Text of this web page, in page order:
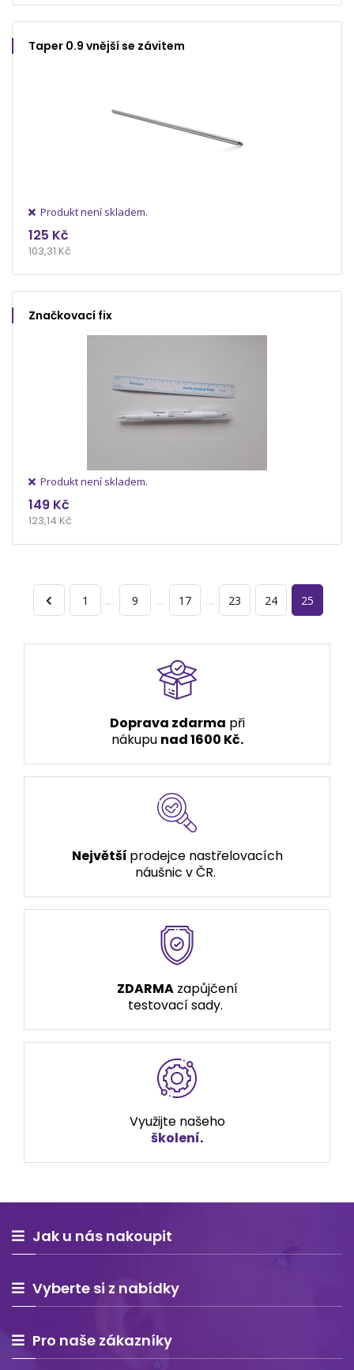
Taper 0.9 vnější se závitem
Produkt není skladem.
125 Kč
103,31 Kč
Značkovací fix
Produkt není skladem.
149 Kč
123,14 Kč
1 … 9 … 17 … 23 24 25
Doprava zdarma při
nákupu nad 1600 Kč.
Největší prodejce nastřelovacích
náušnic v ČR.
ZDARMAzapůjčení
testovací sady.
Využijte našeho
školení.
Jak u nás nakoupit
Vyberte si z nabídky
Pro naše zákazníky